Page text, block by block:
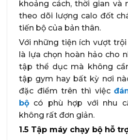
khoảng cách, thời gian và
theo dõi lượng calo đốt
tiến bộ của bản thân.
Với những tiện ích vượt
là lựa chọn hoàn hảo cho
tập thể dục mà không
tập gym hay bất kỳ nơi
đặc điểm trên thì việc
bộ có phù hợp với nhu
không rất đơn giản.
1.5 Tập máy chạy bộ hỗ